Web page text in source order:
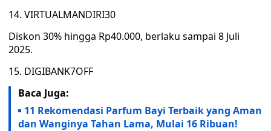
14. VIRTUALMANDIRI30
Diskon 30% hingga Rp40.000, berlaku sampai 8 Juli
2025.
15. DIGIBANK7OFF
Baca Juga:
11 Rekomendasi Parfum Bayi Terbaik yang Aman
dan Wanginya Tahan Lama, Mulai 16 Ribuan!